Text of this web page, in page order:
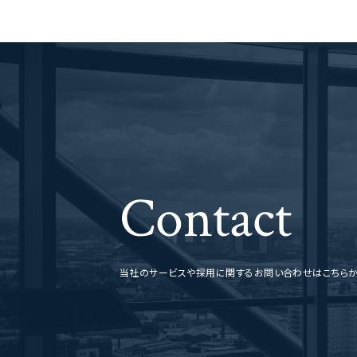
Contact
当社のサービスや採用に関するお問い合わせはこちら